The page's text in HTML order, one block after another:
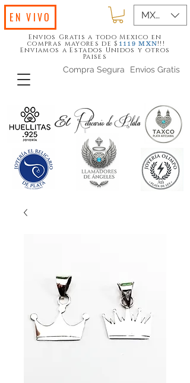
Envios Gratis
Compra Segura
Envios Gratis a todo Mexico en
compras mayores de $ 1119 MXN!!!
Enviamos a Estados Unidos y otros
Paises
MXN ($)
EN VIVO